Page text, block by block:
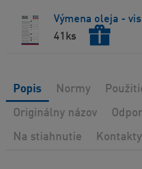
Výmena oleja -
41ks
Popis Normy
Originálny názov
Na stiahnutie Kontakty